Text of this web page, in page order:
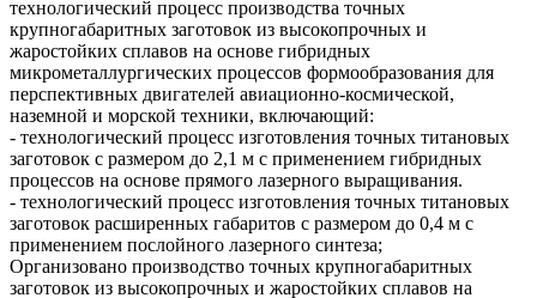
технологический процесс производства точных
крупногабаритных заготовок из высокопрочных и
жаростойких сплавов на основе гибридных
микрометаллургических процессов формообразования для
перспективных двигателей авиационно-космической,
наземной и морской техники, включающий:
- технологический процесс изготовления точных титановых
заготовок с размером до 2,1 м с применением гибридных
процессов на основе прямого лазерного выращивания.
- технологический процесс изготовления точных титановых
заготовок расширенных габаритов с размером до 0,4 м с
применением послойного лазерного синтеза;
Организовано производство точных крупногабаритных
заготовок из высокопрочных и жаростойких сплавов на